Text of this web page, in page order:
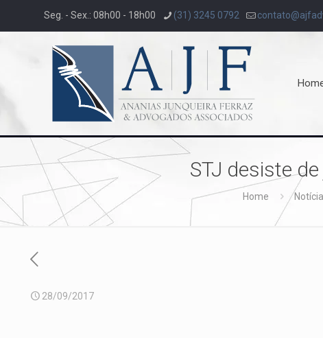
Seg. - Sex.: 08h00 - 18h00 (31) 3245 0792
STJ desiste
Home
28/09/2017